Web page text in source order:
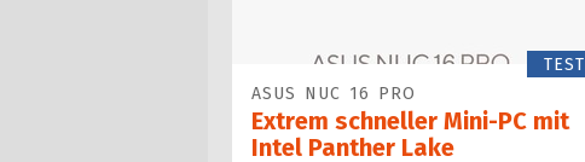
TEST
ASUS NUC 16 PRO
Extrem schneller Mini-PC mit
Intel Panther Lake